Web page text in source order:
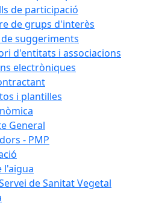
de participació
de grups d'interès
suggeriments
d'entitats i associacions
electròniques
i plantilles
General
- PMP
l'aigua
de Sanitat Vegetal